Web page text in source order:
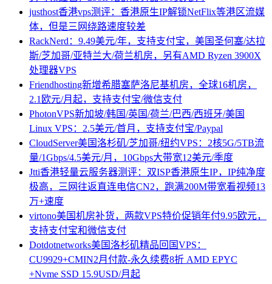
justhost香港vps测评：香港原生IP解锁NetFlix等港区流媒
体，但是三网绕路速度较差
RackNerd：9.49美元/年，支持支付宝，美国圣何塞/达拉
斯/芝加哥/亚特兰大/荷兰机房，另有AMD Ryzen 3900X
处理器VPS
Friendhosting新增希腊塞萨洛尼基机房，全球16机房，
2.1欧元/月起，支持支付宝/微信支付
PhotonVPS新加坡/韩国/英国/荷兰/巴西/西班牙/美国
Linux VPS：2.5美元/首月，支持支付宝/Paypal
CloudServer美国洛杉矶/芝加哥/纽约VPS：2核5G/5TB流
量/1Gbps/4.5美元/月，10Gbps大带宽12美元/季度
Jtti香港轻量云服务器测评：双ISP香港原生IP，IP纯净度
极高，三网往返直连电信CN2，跑满200M带宽看视频13
万+速度
virtono美国机房补货，两款VPS特价促销年付9.95欧元，
支持支付宝和微信支付
Dotdotnetworks美国洛杉矶精品回国VPS：
CU9929+CMIN2月付款-永久续费8折 AMD EPYC
+Nvme SSD 15.9USD/月起